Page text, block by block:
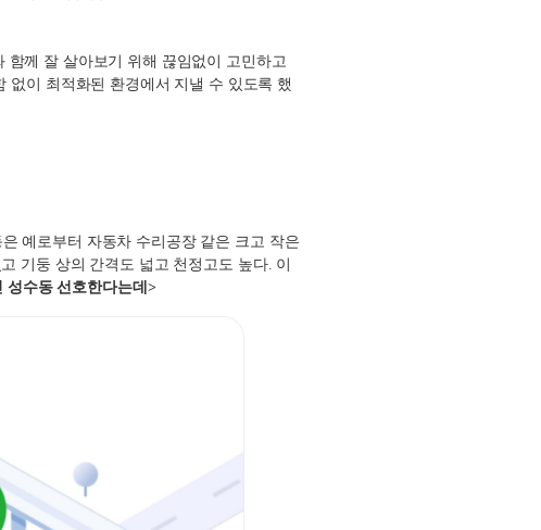
함께 잘 살아보기 위해 끊임없이 고민하고
없이 최적화된 환경에서 지낼 수 있도록 했
은 예로부터 자동차 수리공장 같은 크고 작은
기둥 상의 간격도 넓고 천정고도 높다. 이
성수동 선호한다는데>